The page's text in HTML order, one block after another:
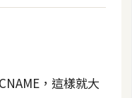
，這樣就大